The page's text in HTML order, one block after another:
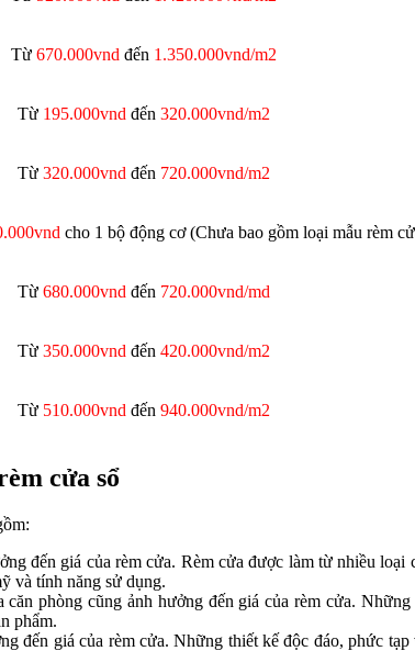
Từ 670.000vnd đến 1.350.000vnd/m2
Từ 195.000vnd đến 320.000vnd/m2
Từ 320.000vnd đến 720.000vnd/m2
cho 1 bộ động cơ (Chưa bao gồm loại mẫu rèm
Từ 680.000vnd đến 720.000vnd/md
Từ 350.000vnd đến 420.000vnd/m2
Từ 510.000vnd đến 940.000vnd/m2
cửa sổ
đến giá của rèm cửa. Rèm cửa được làm từ nhiều
và tính năng sử dụng.
phòng cũng ảnh hưởng đến giá của rèm cửa.
phẩm.
đến giá của rèm cửa. Những thiết kế độc đáo, phức